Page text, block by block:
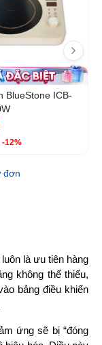
BlueStone ICB-
-12%
đơn
là ưu tiên hàng
không thể thiếu,
bảng điều khiển
ứng sẽ bị “đóng